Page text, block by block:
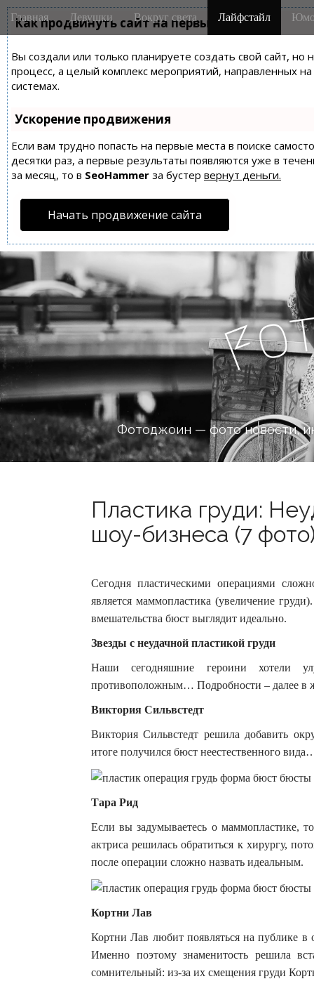
Как продвинуть сайт на первые места?
Вы создали или только планируете создать свой сайт,
процесс, а целый комплекс мероприятий, направленных
системах.
Ускорение продвижения
Если вам трудно попасть на первые места в поиске
десятки раз, а первые результаты появляются уже в
за месяц, то в SeoHammer за бустер вернут деньги.
Начать продвижение сайта
M
a
n
m
e
n
u
i
Главная Девушки Вокруг света Лайфстайл
Fo
Фотоджоин — фото новости,
Пластика груди:
шоу-бизнеса (7
Сегодня пластическими операциями
является маммопластика (увеличение
вмешательства бюст выглядит идеально.
Звезды с неудачной пластикой груди
Наши сегодняшние героини хотели
противоположным… Подробности – далее в
Виктория Сильвстедт
Виктория Сильвстедт решила добавить
итоге получился бюст неестественного
Тара Рид
Если вы задумываетесь о маммопластике,
актриса решилась обратиться к хирургу,
после операции сложно назвать идеальным.
Кортни Лав
Кортни Лав любит появляться на публике
Именно поэтому знаменитость решила
сомнительный: из-за их смещения груди